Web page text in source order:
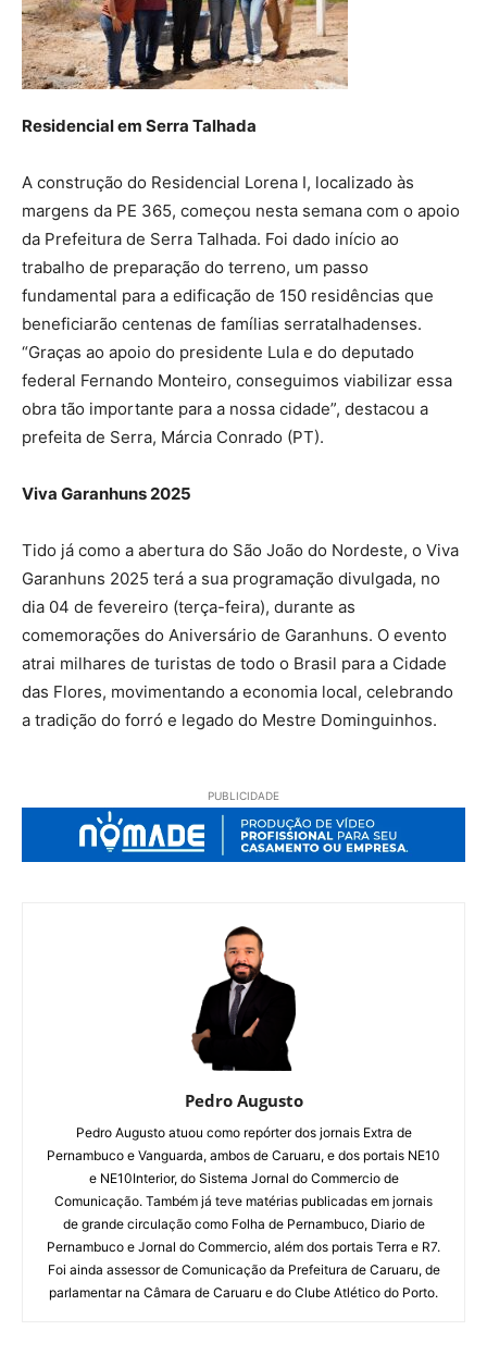
Residencial em Serra Talhada
A construção do Residencial Lorena I, localizado às
margens da PE 365, começou nesta semana com o apoio
da Prefeitura de Serra Talhada. Foi dado início ao
trabalho de preparação do terreno, um passo
fundamental para a edificação de 150 residências que
beneficiarão centenas de famílias serratalhadenses.
“Graças ao apoio do presidente Lula e do deputado
federal Fernando Monteiro, conseguimos viabilizar essa
obra tão importante para a nossa cidade”, destacou a
prefeita de Serra, Márcia Conrado (PT).
Viva Garanhuns 2025
Tido já como a abertura do São João do Nordeste, o Viva
Garanhuns 2025 terá a sua programação divulgada, no
dia 04 de fevereiro (terça-feira), durante as
comemorações do Aniversário de Garanhuns. O evento
atrai milhares de turistas de todo o Brasil para a Cidade
das Flores, movimentando a economia local, celebrando
a tradição do forró e legado do Mestre Dominguinhos.
PUBLICIDADE
Pedro Augusto
Pedro Augusto atuou como repórter dos jornais Extra de
Pernambuco e Vanguarda, ambos de Caruaru, e dos portais NE10
e NE10Interior, do Sistema Jornal do Commercio de
Comunicação. Também já teve matérias publicadas em jornais
de grande circulação como Folha de Pernambuco, Diario de
Pernambuco e Jornal do Commercio, além dos portais Terra e R7.
Foi ainda assessor de Comunicação da Prefeitura de Caruaru, de
parlamentar na Câmara de Caruaru e do Clube Atlético do Porto.